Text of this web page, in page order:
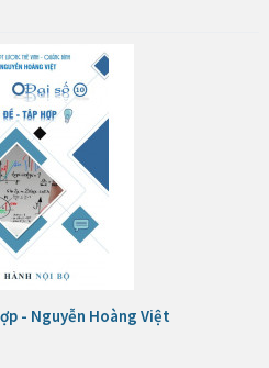
- Nguyễn Hoàng Việt